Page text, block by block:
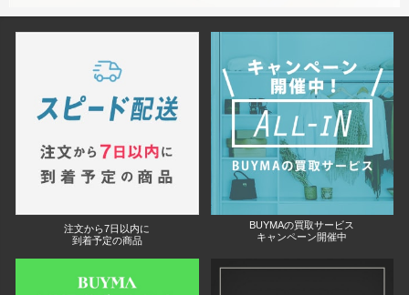
注文から7日以内に
到着予定の商品
BUYMAの買取サービス
キャンペーン開催中